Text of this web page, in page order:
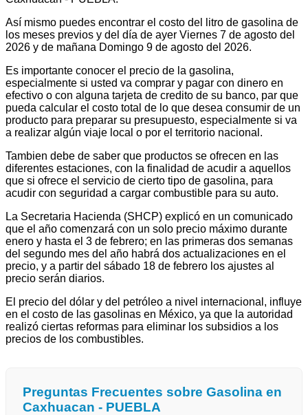
Así mismo puedes encontrar el costo del litro de gasolina de
los meses previos y del día de ayer Viernes 7 de agosto del
2026 y de mañana Domingo 9 de agosto del 2026.
Es importante conocer el precio de la gasolina,
especialmente si usted va comprar y pagar con dinero en
efectivo o con alguna tarjeta de credito de su banco, par que
pueda calcular el costo total de lo que desea consumir de un
producto para preparar su presupuesto, especialmente si va
a realizar algún viaje local o por el territorio nacional.
Tambien debe de saber que productos se ofrecen en las
diferentes estaciones, con la finalidad de acudir a aquellos
que si ofrece el servicio de cierto tipo de gasolina, para
acudir con seguridad a cargar combustible para su auto.
La Secretaria Hacienda (SHCP) explicó en un comunicado
que el año comenzará con un solo precio máximo durante
enero y hasta el 3 de febrero; en las primeras dos semanas
del segundo mes del año habrá dos actualizaciones en el
precio, y a partir del sábado 18 de febrero los ajustes al
precio serán diarios.
El precio del dólar y del petróleo a nivel internacional, influye
en el costo de las gasolinas en México, ya que la autoridad
realizó ciertas reformas para eliminar los subsidios a los
precios de los combustibles.
Preguntas Frecuentes sobre Gasolina en
Caxhuacan - PUEBLA